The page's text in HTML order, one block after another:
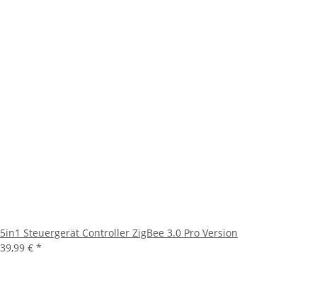
5in1 Steuergerät Controller ZigBee 3.0 Pro Version
39,99 € *